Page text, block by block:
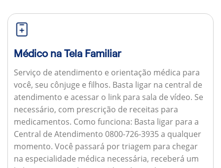
Médico na Tela Familiar
Serviço de atendimento e orientação médica para
você, seu cônjuge e filhos. Basta ligar na central de
atendimento e acessar o link para sala de vídeo. Se
necessário, com prescrição de receitas para
medicamentos. Como funciona: Basta ligar para a
Central de Atendimento 0800-726-3935 a qualquer
momento. Você passará por triagem para chegar
na especialidade médica necessária, receberá um